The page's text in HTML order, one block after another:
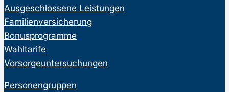
Ausgeschlossene Leistungen
Familienversicherung
Bonusprogramme
Wahltarife
Vorsorgeuntersuchungen
Personengruppen